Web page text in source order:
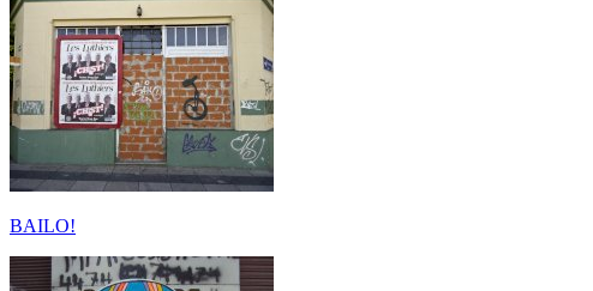
BAILO!